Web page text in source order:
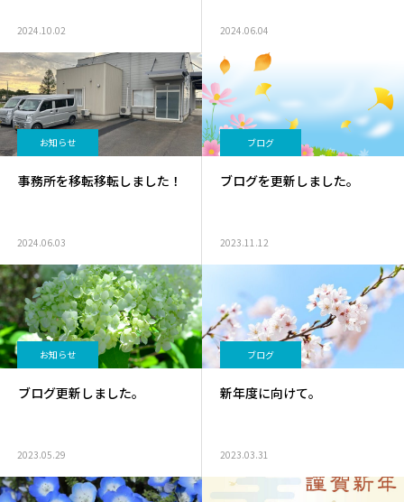
2024.10.02 2024.06.04
お知らせ
事務所を移転移転しました！
2024.06.03
ブログ
ブログを更新しました。
2023.11.12
お知らせ
ブログ更新しました。
2023.05.29
ブログ
新年度に向けて。
2023.03.31